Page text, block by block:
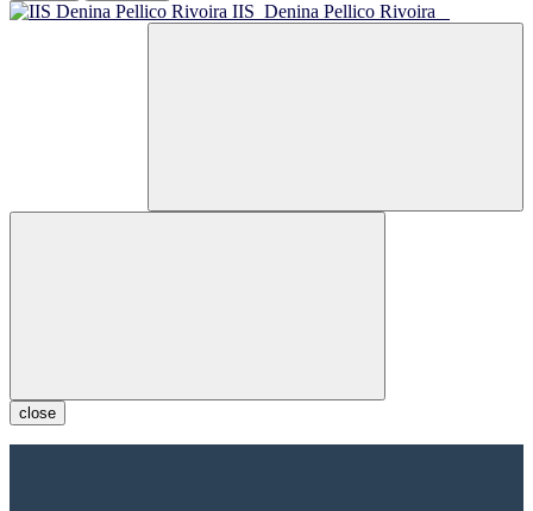
IIS Denina Pellico Rivoira
close